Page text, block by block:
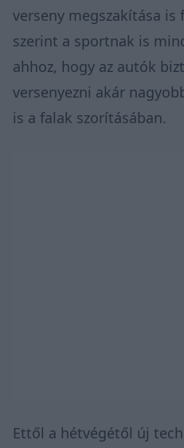
verseny megszakítása is
szerint a sportnak is
ahhoz, hogy az autók
versenyezni akár
is a falak szorításában.
Ettől a hétvégétől új